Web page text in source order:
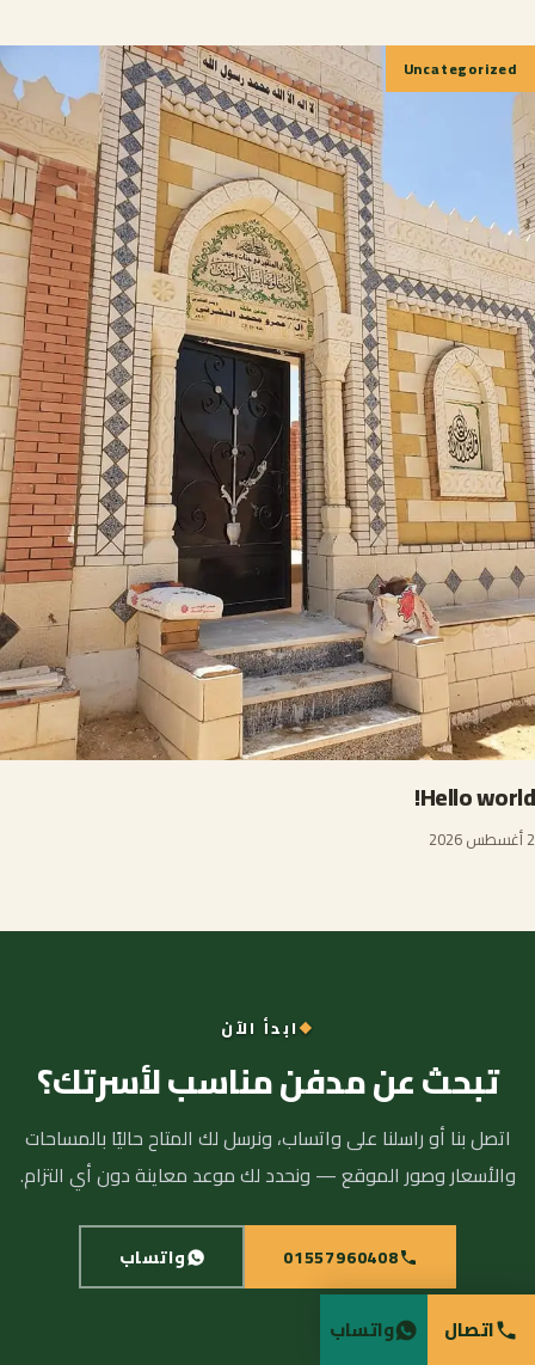
Uncategorized
Hello world!
2 أغسطس 2026
ابدأ الآن
تبحث عن مدفن مناسب لأسرتك؟
اتصل بنا أو راسلنا على واتساب، ونرسل لك المتاح حاليًا بالمساحات
والأسعار وصور الموقع — ونحدد لك موعد معاينة دون أي التزام.
01557960408 واتساب
اتصال واتساب